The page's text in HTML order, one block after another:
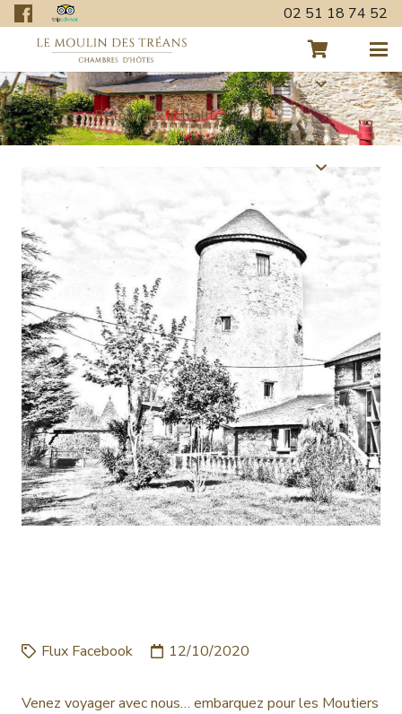
02 51 18 74 52
Retour aux actualités
Flux Facebook 12/10/2020
Venez voyager avec nous… embarquez pour les Moutiers